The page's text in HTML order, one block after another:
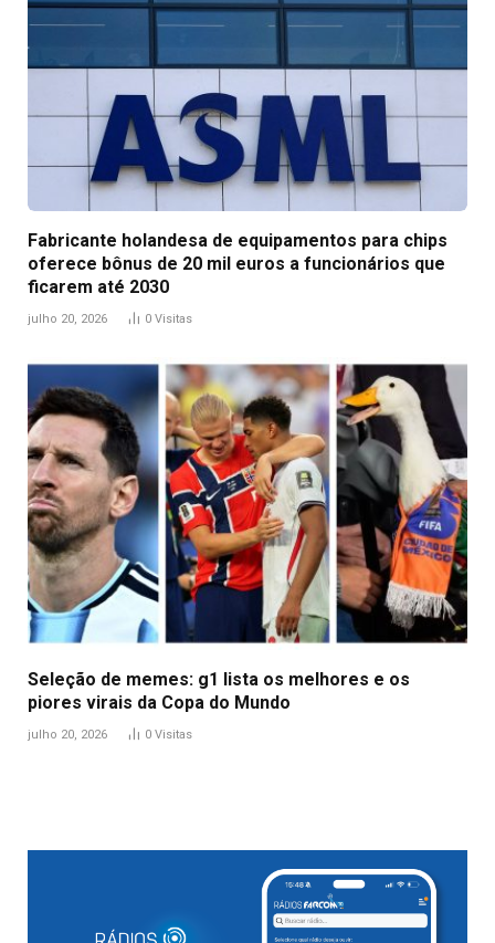
Fabricante holandesa de equipamentos para chips
oferece bônus de 20 mil euros a funcionários que
ficarem até 2030
julho 20, 2026 0 Visitas
Seleção de memes: g1 lista os melhores e os
piores virais da Copa do Mundo
julho 20, 2026 0 Visitas